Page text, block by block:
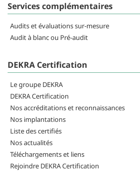
Services complémentaires
Audits et évaluations sur-mesure
Audit à blanc ou Pré-audit
DEKRA Certification
Le groupe DEKRA
DEKRA Certification
Nos accréditations et reconnaissances
Nos implantations
Liste des certifiés
Nos actualités
Téléchargements et liens
Rejoindre DEKRA Certification